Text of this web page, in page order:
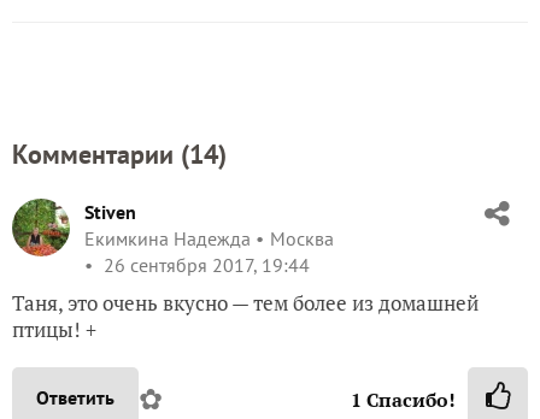
Комментарии (14)
Stiven
Екимкина Надежда
Москва
26 сентября 2017, 19:44
Таня, это очень вкусно — тем более из домашней
птицы! +
Ответить ✿ 1 Спасибо!